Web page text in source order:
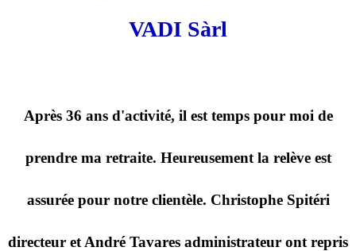
VADI Sàrl
Après 36 ans d'activité, il est temps pour moi de
prendre ma retraite. Heureusement la relève est
assurée pour notre clientèle. Christophe Spitéri
directeur et André Tavares administrateur ont repris